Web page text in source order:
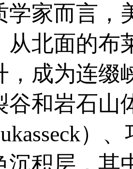
学家而言，
从北面的布
，成为连缀
谷和岩石山
）
沉积层，其